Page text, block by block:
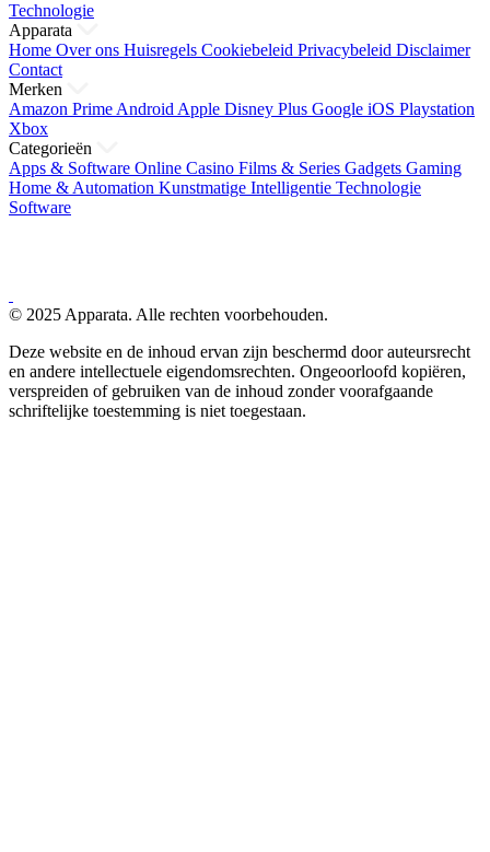
Technologie
Apparata
Home Over ons Huisregels Cookiebeleid Privacybeleid Disclaimer
Contact
Merken
Amazon Prime Android Apple Disney Plus Google iOS Playstation
Xbox
Categorieën
Apps & Software Online Casino Films & Series Gadgets Gaming
Home & Automation Kunstmatige Intelligentie Technologie
Software
© 2025 Apparata. Alle rechten voorbehouden.
Deze website en de inhoud ervan zijn beschermd door auteursrecht
en andere intellectuele eigendomsrechten. Ongeoorloofd kopiëren,
verspreiden of gebruiken van de inhoud zonder voorafgaande
schriftelijke toestemming is niet toegestaan.